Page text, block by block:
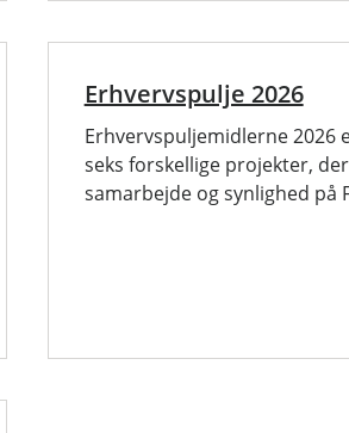
Erhvervspulje 2026
Erhvervspuljemidlerne 2026
seks forskellige projekter,
samarbejde og synlighed på